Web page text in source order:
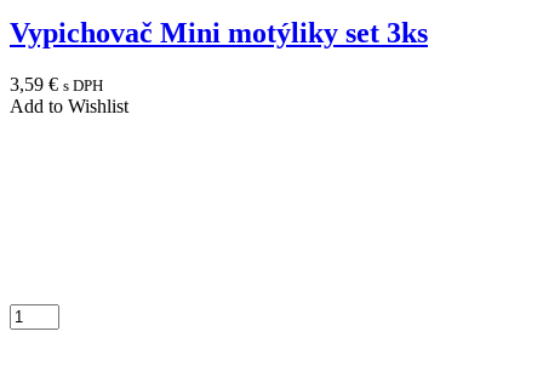
Vypichovač Mini motýliky set 3ks
3,59 € s DPH
Add to Wishlist